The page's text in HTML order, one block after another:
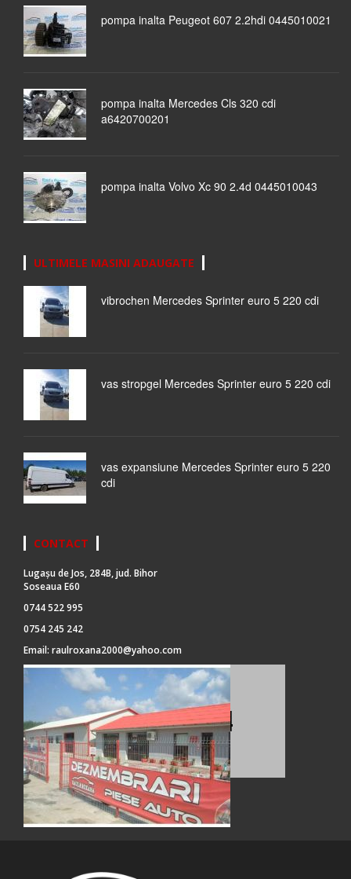
pompa inalta Peugeot 607 2.2hdi 0445010021
pompa inalta Mercedes Cls 320 cdi
a6420700201
pompa inalta Volvo Xc 90 2.4d 0445010043
ULTIMELE MASINI ADAUGATE
vibrochen Mercedes Sprinter euro 5 220 cdi
vas stropgel Mercedes Sprinter euro 5 220 cdi
vas expansiune Mercedes Sprinter euro 5 220
cdi
CONTACT
Lugașu de Jos, 284B, jud. Bihor
Soseaua E60
0744 522 995
0754 245 242
Email: raulroxana2000@yahoo.com